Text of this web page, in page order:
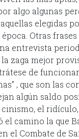
algo algunas
elegidas
Otras
entrevista
zaga mejor
de
, que son las
algún saldo
el
el camino la que
el Combate de